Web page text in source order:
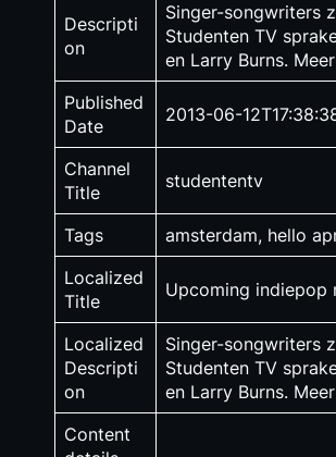
Descripti
on
Singer-songwriters
Studenten TV
en Larry Burns.
Published
Date
2013-06-
Channel
Title
studententv
Tags
amsterdam, hello
Localized
Title
Upcoming indiepop
Localized
Descripti
on
Singer-songwriters
Studenten TV
en Larry Burns.
Content